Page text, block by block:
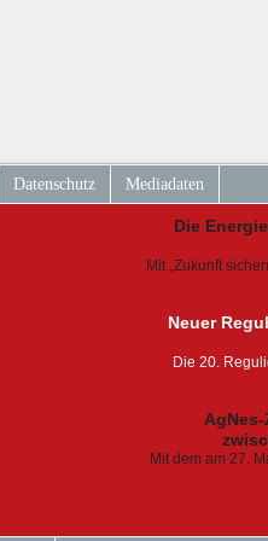
Datenschutz Mediadaten
Die
Mit „Zukunft
Neuer
Die 20.
Mit dem am 27.